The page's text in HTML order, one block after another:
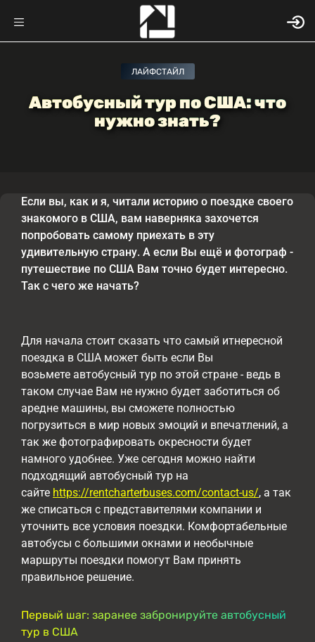
ЛАЙФСТАЙЛ
Автобусный тур по США: что
нужно знать?
Если вы, как и я, читали историю о поездке своего
знакомого в США, вам наверняка захочется
попробовать самому приехать в эту
удивительную страну. А если Вы ещё и фотограф -
путешествие по США Вам точно будет интересно.
Так с чего же начать?
Для начала стоит сказать что самый итнересной
поездка в США может быть если Вы
возьмете автобусный тур по этой стране - ведь в
таком случае Вам не нужно будет заботиться об
аредне машины, вы сможете полностью
погрузиться в мир новых эмоций и впечатлений, а
так же фотографировать окресности будет
намного удобнее. Уже сегодня можно найти
подходящий автобусный тур на
сайте https://rentcharterbuses.com/contact-us/, а так
же списаться с представителями компании и
уточнить все условия поездки. Комфортабельные
автобусы с большими окнами и необычные
маршруты поездки помогут Вам принять
правильное решение.
Первый шаг: заранее забронируйте автобусный
тур в США